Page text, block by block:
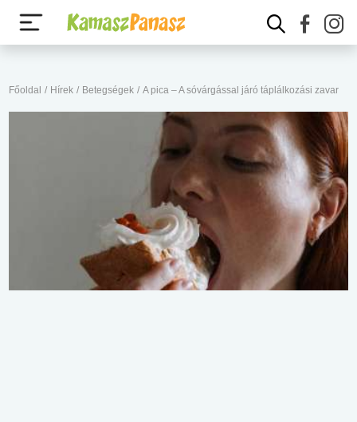
Főoldal / Hírek / Betegségek / A pica – A sóvárgással járó táplálkozási zavar